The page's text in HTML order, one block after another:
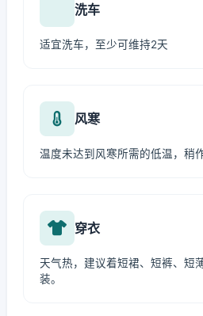
洗车
适宜洗车，至少可维持2天
风寒
温度未达到风寒所需的低温，稍
穿衣
天气热，建议着短裙、短裤、短
装。